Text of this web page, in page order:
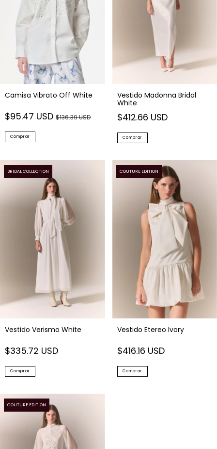
Camisa Vibrato Off White
$95.47 USD $136.39 USD
Comprar
Vestido Madonna Bridal
White
$412.66 USD
Comprar
BRIDAL COLLECTION
Vestido Verismo White
$335.72 USD
Comprar
COUTURE EDITION
Vestido Etereo Ivory
$416.16 USD
Comprar
COUTURE EDITION